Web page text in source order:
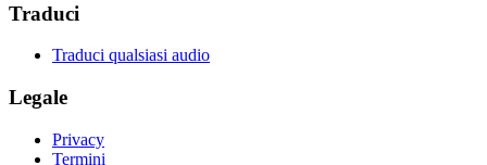
Traduci
Traduci qualsiasi audio
Legale
Privacy
Termini